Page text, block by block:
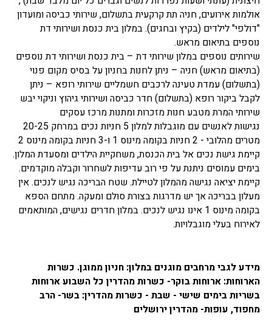
אולמות אירועים, חניה תת קרקעית בתשלום, שירותי כביסה ומועדון
"דולפי" לילדים (בקיץ ובחגים). במלון בית כנסת ושירותי דת
נוספים בתיאום מראש.
שירותים נוספים במלון שירותי דת – בית כנסת ושירותי דת נוספים
(בתיאום מראש) חניה – ניתן לחנות בחניון על בסיס מקום פנוי
(בתשלום) עמדת טעינה לרכבים חשמליים שירותי רופא – ניתן
לקבל ביקור רופא (בתשלום) חדר כביסה ושירותי גיהוץ וניקוי יבש
שירותי המרת מטבע חנות מזכרות ומתנות מרכז עסקים
נגישות לאנשים עם מוגבלות למלון 5 חניות נכים במרחק 20-25
מטרים מהלובי - 2 חניות בקומה מינוס 1 ו-3 חניות בקומה מינוס 2
קיימת גישת נכים אל בית הכנסת, משחקיית הילדים ומסעדת המלון.
בימים עמוסים ניתנת על פי רוב עדיפות לשחרור וקבלה מוקדמים.
קיימת יציאה נגישה מהמלון לטיילת. שטח הבריכה נגיש לנכים. אין
מעלון בבריכה אך יש מדרגות בצורת סולם ומעקה. מתחם הספא
בקומה מינוס 1 אינו נגיש לנכים. במלון חדרים נגישים, המותאמים
לאירוח בעלי מוגבלויות.
מידע לגבי מרחבים מוגנים במלון: חניון ממוגן. כשרות
הארוחות: ארוחות בוקר- כשרות מהדרין כל השבוע ארוחות
בשריות בימים שישי - שבת - כשרות מהדרין: בשר- הרב
מחפוד, עופות- מהדרין ירושלים